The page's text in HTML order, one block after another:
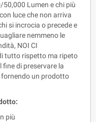
Lumen e chi più
luce che non arriva
si incrocia o precede e
nemmeno le
NOI CI
tutto rispetto ma ripeto
fine di preservare la
fornendo un prodotto
più